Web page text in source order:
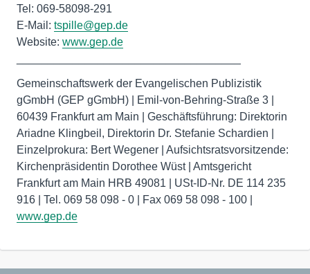
Tel: 069-58098-291
E-Mail: tspille@gep.de
Website: www.gep.de
Gemeinschaftswerk der Evangelischen Publizistik
gGmbH (GEP gGmbH) | Emil-von-Behring-Straße 3 |
60439 Frankfurt am Main | Geschäftsführung: Direktorin
Ariadne Klingbeil, Direktorin Dr. Stefanie Schardien |
Einzelprokura: Bert Wegener | Aufsichtsratsvorsitzende:
Kirchenpräsidentin Dorothee Wüst | Amtsgericht
Frankfurt am Main HRB 49081 | USt-ID-Nr. DE 114 235
916 | Tel. 069 58 098 - 0 | Fax 069 58 098 - 100 |
www.gep.de